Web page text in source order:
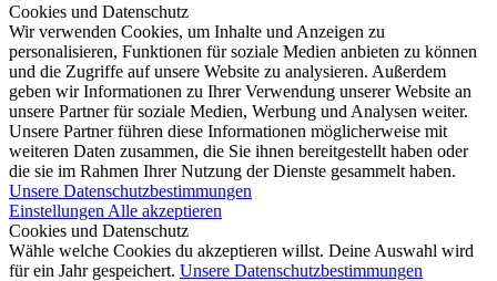
Cookies und Datenschutz
Wir verwenden Cookies, um Inhalte und Anzeigen zu
personalisieren, Funktionen für soziale Medien anbieten zu können
und die Zugriffe auf unsere Website zu analysieren. Außerdem
geben wir Informationen zu Ihrer Verwendung unserer Website an
unsere Partner für soziale Medien, Werbung und Analysen weiter.
Unsere Partner führen diese Informationen möglicherweise mit
weiteren Daten zusammen, die Sie ihnen bereitgestellt haben oder
die sie im Rahmen Ihrer Nutzung der Dienste gesammelt haben.
Unsere Datenschutzbestimmungen
Einstellungen Alle akzeptieren
Cookies und Datenschutz
Wähle welche Cookies du akzeptieren willst. Deine Auswahl wird
für ein Jahr gespeichert. Unsere Datenschutzbestimmungen